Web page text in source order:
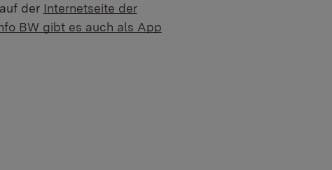
der Internetseite der
BW gibt es auch als App